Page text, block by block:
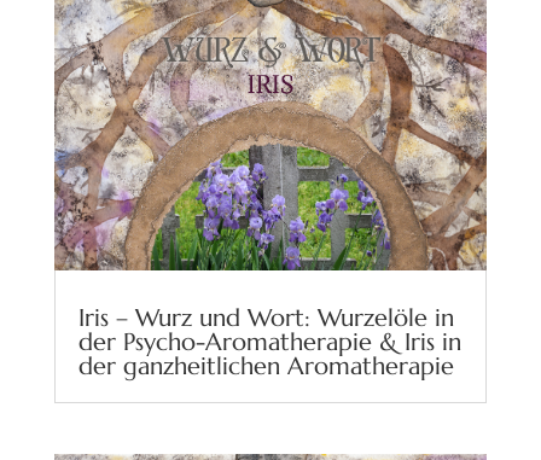
Iris – Wurz und Wort: Wurzelöle in
der Psycho-Aromatherapie & Iris in
der ganzheitlichen Aromatherapie